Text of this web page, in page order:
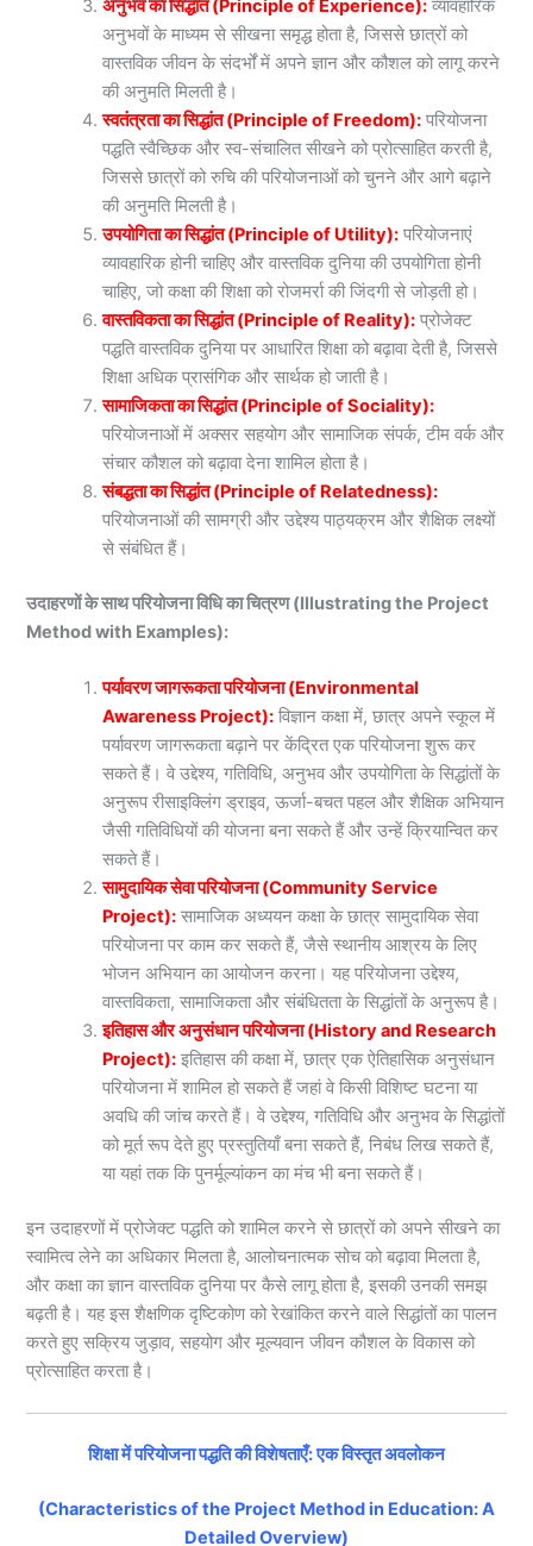
अनुभव का सिद्धांत (Principle of Experience): व्यावहारिक
अनुभवों के माध्यम से सीखना समृद्ध होता है, जिससे छात्रों को
वास्तविक जीवन के संदर्भों में अपने ज्ञान और कौशल को लागू करने
की अनुमति मिलती है।
स्वतंत्रता का सिद्धांत (Principle of Freedom): परियोजना
पद्धति स्वैच्छिक और स्व-संचालित सीखने को प्रोत्साहित करती है,
जिससे छात्रों को रुचि की परियोजनाओं को चुनने और आगे बढ़ाने
की अनुमति मिलती है।
उपयोगिता का सिद्धांत (Principle of Utility): परियोजनाएं
व्यावहारिक होनी चाहिए और वास्तविक दुनिया की उपयोगिता होनी
चाहिए, जो कक्षा की शिक्षा को रोजमर्रा की जिंदगी से जोड़ती हो।
वास्तविकता का सिद्धांत (Principle of Reality): प्रोजेक्ट
पद्धति वास्तविक दुनिया पर आधारित शिक्षा को बढ़ावा देती है, जिससे
शिक्षा अधिक प्रासंगिक और सार्थक हो जाती है।
सामाजिकता का सिद्धांत (Principle of Sociality):
परियोजनाओं में अक्सर सहयोग और सामाजिक संपर्क, टीम वर्क और
संचार कौशल को बढ़ावा देना शामिल होता है।
संबद्धता का सिद्धांत (Principle of Relatedness):
परियोजनाओं की सामग्री और उद्देश्य पाठ्यक्रम और शैक्षिक लक्ष्यों
से संबंधित हैं।
उदाहरणों के साथ परियोजना विधि का चित्रण (Illustrating the Project
Method with Examples):
पर्यावरण जागरूकता परियोजना (Environmental
Awareness Project): विज्ञान कक्षा में, छात्र अपने स्कूल में
पर्यावरण जागरूकता बढ़ाने पर केंद्रित एक परियोजना शुरू कर
सकते हैं। वे उद्देश्य, गतिविधि, अनुभव और उपयोगिता के सिद्धांतों के
अनुरूप रीसाइक्लिंग ड्राइव, ऊर्जा-बचत पहल और शैक्षिक अभियान
जैसी गतिविधियों की योजना बना सकते हैं और उन्हें क्रियान्वित कर
सकते हैं।
सामुदायिक सेवा परियोजना (Community Service
Project): सामाजिक अध्ययन कक्षा के छात्र सामुदायिक सेवा
परियोजना पर काम कर सकते हैं, जैसे स्थानीय आश्रय के लिए
भोजन अभियान का आयोजन करना। यह परियोजना उद्देश्य,
वास्तविकता, सामाजिकता और संबंधितता के सिद्धांतों के अनुरूप है।
इतिहास और अनुसंधान परियोजना (History and Research
Project): इतिहास की कक्षा में, छात्र एक ऐतिहासिक अनुसंधान
परियोजना में शामिल हो सकते हैं जहां वे किसी विशिष्ट घटना या
अवधि की जांच करते हैं। वे उद्देश्य, गतिविधि और अनुभव के सिद्धांतों
को मूर्त रूप देते हुए प्रस्तुतियाँ बना सकते हैं, निबंध लिख सकते हैं,
या यहां तक कि पुनर्मूल्यांकन का मंच भी बना सकते हैं।
इन उदाहरणों में प्रोजेक्ट पद्धति को शामिल करने से छात्रों को अपने सीखने का
स्वामित्व लेने का अधिकार मिलता है, आलोचनात्मक सोच को बढ़ावा मिलता है,
और कक्षा का ज्ञान वास्तविक दुनिया पर कैसे लागू होता है, इसकी उनकी समझ
बढ़ती है। यह इस शैक्षणिक दृष्टिकोण को रेखांकित करने वाले सिद्धांतों का पालन
करते हुए सक्रिय जुड़ाव, सहयोग और मूल्यवान जीवन कौशल के विकास को
प्रोत्साहित करता है।
शिक्षा में परियोजना पद्धति की विशेषताएँ: एक विस्तृत अवलोकन
(Characteristics of the Project Method in Education: A
Detailed Overview)